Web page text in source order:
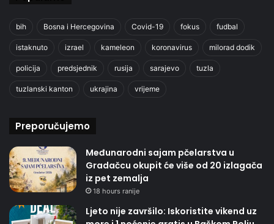
bih Bosna i Hercegovina Covid-19 fokus fudbal
istaknuto izrael kameleon koronavirus milorad dodik
policija predsjednik rusija sarajevo tuzla
tuzlanski kanton ukrajina vrijeme
Preporučujemo
Međunarodni sajam pčelarstva u
Gradačcu okupit će više od 20 izlagača
iz pet zemalja
18 hours ranije
Ljeto nije završilo: Iskoristite vikend uz